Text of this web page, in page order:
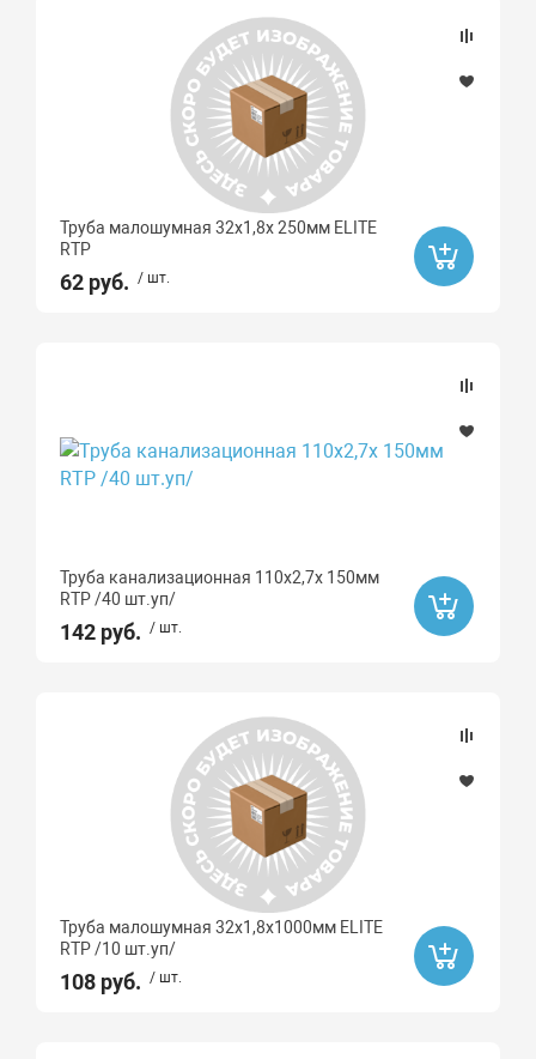
Труба малошумная 32х1,8х 250мм ELITE
RTP
62 руб. / шт.
Труба канализационная 110х2,7х 150мм
RTP /40 шт.уп/
142 руб. / шт.
Труба малошумная 32х1,8х1000мм ELITE
RTP /10 шт.уп/
108 руб. / шт.